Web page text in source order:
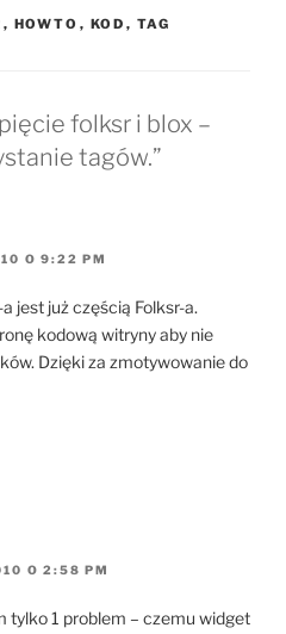
, HOWTO , KOD , TAG
folksr i blox –
tagów.”
O 9:22 PM
jest już częścią Folksr-a.
kodową witryny aby nie
Dzięki za zmotywowanie do
O 2:58 PM
tylko 1 problem – czemu widget